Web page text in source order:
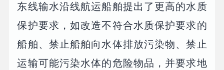
东线输水沿线航运船舶提出了更高的水质
保护要求，如改造不符合水质保护要求的
船舶、禁止船舶向水体排放污染物、禁止
运输可能污染水体的危险物品，并要求地